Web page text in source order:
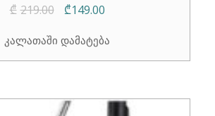
₾ 219.00
Original
was:
₾149.00Current
is:
კალათაში დამატება